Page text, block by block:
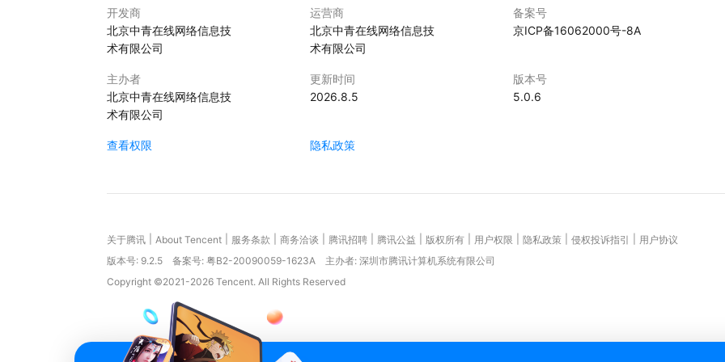
开发商
北京中青在线网络信息技
术有限公司
运营商
北京中青在线网络信息技
术有限公司
备案号
京ICP备16062000号-8A
主办者
北京中青在线网络信息技
术有限公司
更新时间
2026.8.5
版本号
5.0.6
查看权限 隐私政策
关于腾讯 About Tencent 服务条款 商务洽谈 腾讯招聘 腾讯公益 版权所有 用户权限 隐私政策 侵权投诉指引
用户协议
版本号: 9.2.5 备案号: 粤B2-20090059-1623A
主办者: 深圳市腾讯计算机系统有限公司
Copyright ©2021-2026 Tencent. All Rights Reserved